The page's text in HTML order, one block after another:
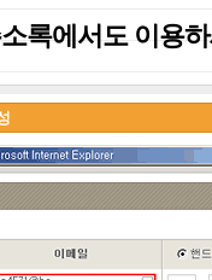
록에서도 이용